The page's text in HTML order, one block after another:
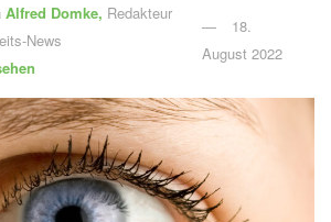
Alfred Domke, Redakteur
News
18.
August 2022